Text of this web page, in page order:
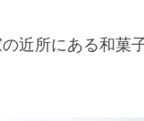
近所にある和菓